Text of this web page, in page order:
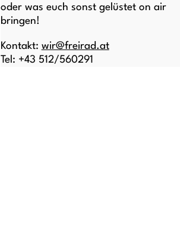
oder was euch sonst gelüstet on air
bringen!
Kontakt: wir@freirad.at
Tel: +43 512/560291